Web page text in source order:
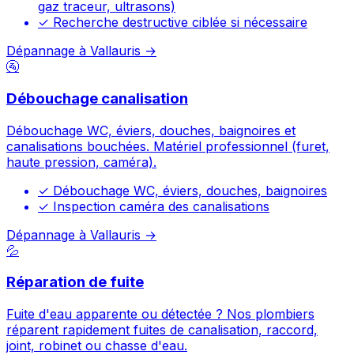
gaz traceur, ultrasons)
✓ Recherche destructive ciblée si nécessaire
Dépannage à Vallauris →
🚰
Débouchage canalisation
Débouchage WC, éviers, douches, baignoires et
canalisations bouchées. Matériel professionnel (furet,
haute pression, caméra).
✓ Débouchage WC, éviers, douches, baignoires
✓ Inspection caméra des canalisations
Dépannage à Vallauris →
💦
Réparation de fuite
Fuite d'eau apparente ou détectée ? Nos plombiers
réparent rapidement fuites de canalisation, raccord,
joint, robinet ou chasse d'eau.